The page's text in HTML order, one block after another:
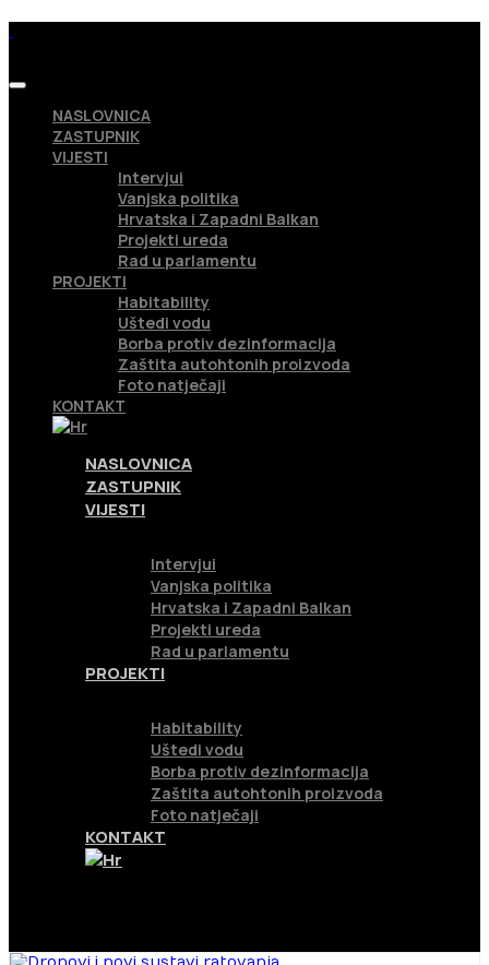
NASLOVNICA
ZASTUPNIK
VIJESTI
Intervjui
Vanjska politika
Hrvatska i Zapadni Balkan
Projekti ureda
Rad u parlamentu
PROJEKTI
Habitability
Uštedi vodu
Borba protiv dezinformacija
Zaštita autohtonih proizvoda
Foto natječaji
KONTAKT
NASLOVNICA
ZASTUPNIK
VIJESTI
Intervjui
Vanjska politika
Hrvatska i Zapadni Balkan
Projekti ureda
Rad u parlamentu
PROJEKTI
Habitability
Uštedi vodu
Borba protiv dezinformacija
Zaštita autohtonih proizvoda
Foto natječaji
KONTAKT